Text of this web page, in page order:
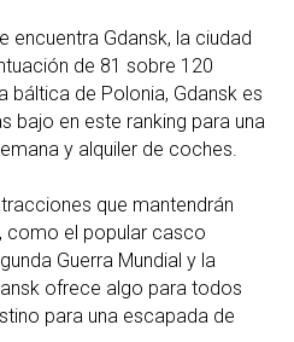
encuentra Gdansk, la ciudad
de 81 sobre 120
báltica de Polonia, Gdansk es
bajo en este ranking para una
y alquiler de coches.
que mantendrán
como el popular casco
Guerra Mundial y la
ofrece algo para todos
para una escapada de